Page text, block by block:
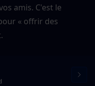
amis. C'est le
« offrir des